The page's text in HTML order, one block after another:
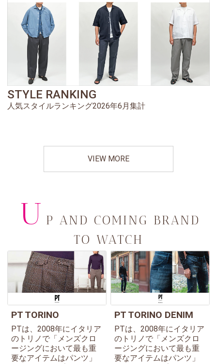
STYLE RANKING
人気スタイルランキング2026年6月集計
VIEW MORE
U P AND COMING BRAND
TO WATCH
PT TORINO
PTは、2008年にイタリア
のトリノで「メンズクロ
ージングにおいて最も重
要なアイテムはパンツ」
PT TORINO DENIM
PTは、2008年にイタリア
のトリノで「メンズクロ
ージングにおいて最も重
要なアイテムはパンツ」